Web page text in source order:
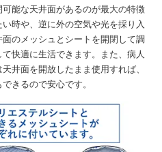
能な天井面があるのが最大の特徴
時や、逆に外の空気や光を採り入
のメッシュとシートを開閉して調
快適に生活できます。また、病人
井面を開放したまま使用すれば、
きるので安心です。